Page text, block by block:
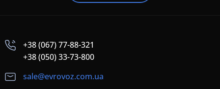
+38 (067) 77-88-321
+38 (050) 33-73-800
sale@evrovoz.com.ua